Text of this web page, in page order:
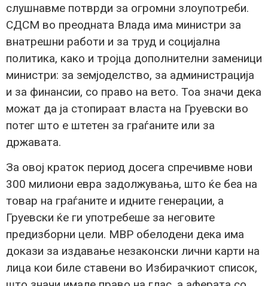
слушнавме потврди за огромни злоупотреби.
СДСМ во преодната Влада има министри за
внатрешни работи и за труд и социјална
политика, како и тројца дополнителни заменици
министри: за земјоделство, за администрација
и за финансии, со право на вето. Тоа значи дека
можат да ја стопираат власта на Груевски во
потег што е штетен за граѓаните или за
државата.
За овој краток период досега спречивме нови
300 милиони евра задолжувања, што ќе беа на
товар на граѓаните и идните генерации, а
Груевски ќе ги употребеше за неговите
предизборни цели. МВР обелодени дека има
докази за издавање незаконски лични карти на
лица кои биле ставени во Избирачкиот список,